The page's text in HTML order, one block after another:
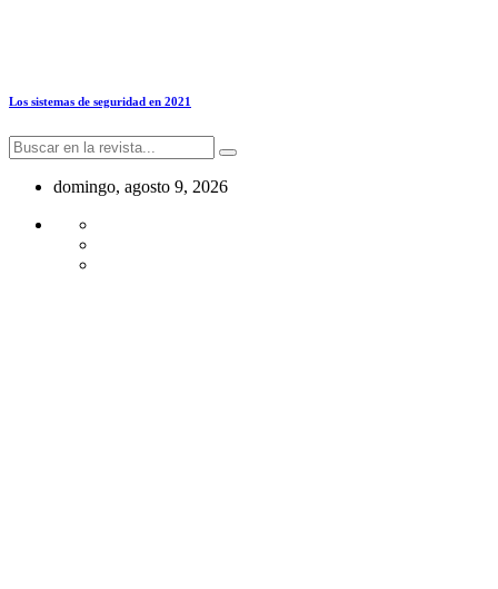
Los sistemas de seguridad en 2021
domingo, agosto 9, 2026